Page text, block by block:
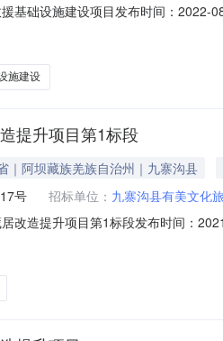
基础设施建设项目发布时间：2022-
限公司招标代理机构联系电话0834-
施建设
提升项目第1标段
｜阿坝藏族羌族自治州｜九寨沟县
号 招标单位： 九寨沟县有美文化
改造提升项目第1标段发布时间：
招标代理机构四川省广